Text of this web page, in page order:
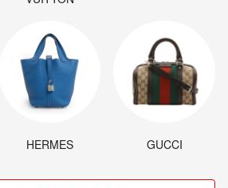
HERMES GUCCI